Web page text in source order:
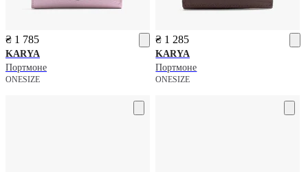
₴ 1 785
KARYA
Портмоне
ONESIZE
₴ 1 285
KARYA
Портмоне
ONESIZE